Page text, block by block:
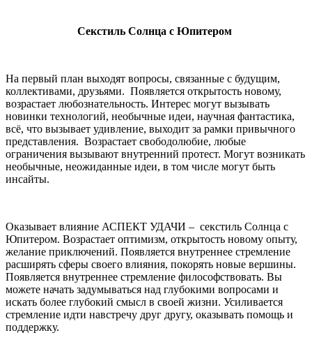
Секстиль Солнца с Юпитером
На первый план выходят вопросы, связанные с будущим,
коллективами, друзьями. Появляется открытость новому,
возрастает любознательность. Интерес могут вызывать
новинки технологий, необычные идеи, научная фантастика,
всё, что вызывает удивление, выходит за рамки привычного
представления. Возрастает свободолюбие, любые
ограничения вызывают внутренний протест. Могут возникать
необычные, неожиданные идеи, в том числе могут быть
инсайты.
Оказывает влияние АСПЕКТ УДАЧИ – секстиль Солнца с
Юпитером. Возрастает оптимизм, открытость новому опыту,
желание приключений. Появляется внутреннее стремление
расширять сферы своего влияния, покорять новые вершины.
Появляется внутреннее стремление философствовать. Вы
можете начать задумываться над глубокими вопросами и
искать более глубокий смысл в своей жизни. Усиливается
стремление идти навстречу друг другу, оказывать помощь и
поддержку.